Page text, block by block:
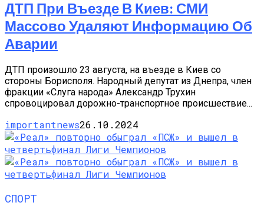
ДТП При Въезде В Киев: СМИ
Массово Удаляют Информацию Об
Аварии
ДТП произошло 23 августа, на въезде в Киев со
стороны Борисполя. Народный депутат из Днепра, член
фракции «Слуга народа» Александр Трухин
спровоцировал дорожно-транспортное происшествие...
importantnews26.10.2024
СПОРТ